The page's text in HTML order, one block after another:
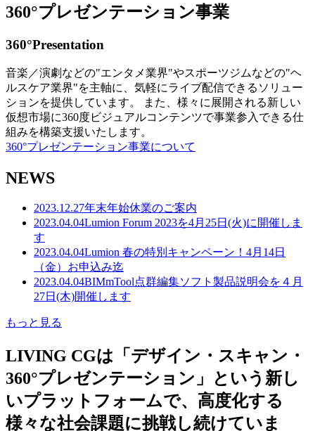
360°プレゼンテーション事業
360°Presentation
音楽／演劇などの"エンタメ業界"やスポーツジムなどの"ヘ
ルスケア業界"を主軸に、気軽にライブ配信できるソリュー
ションを提供しています。 また、様々に展開される新しい
仮想市場に360度ビジュアルコンテンツで事業参入できる仕
組みを構築支援いたします。
360°プレゼンテーション事業について
NEWS
2023.12.27年末年始休業のご案内
2023.04.04Lumion Forum 2023を4月25日(火)に開催しま
す
2023.04.04Lumion 春の特別キャンペーン！4月14日
（金）お申込み迄
2023.04.04BIMmTool点群編集ソフト製品説明会を４月
27日(木)開催します
もっと見る
LIVING CGは「デザイン・スキャン・
360°プレゼンテーション」という新し
いプラットフォームで、高度化する
様々な社会課題に挑戦し続けていま